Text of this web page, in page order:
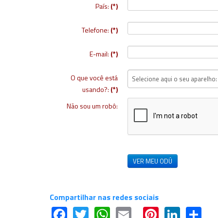
País: (*)
Telefone: (*)
E-mail: (*)
O que você está
usando?: (*)
Não sou um robô:
VER MEU ODÚ
Compartilhar nas redes sociais
Facebook
TwitterWhatsApp
EmailPinterest